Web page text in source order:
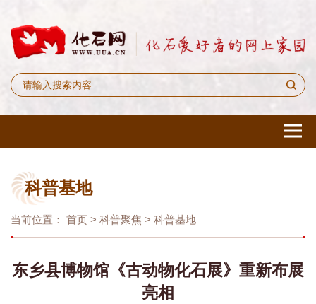
科普基地
当前位置： 首页 > 科普聚焦 > 科普基地
东乡县博物馆《古动物化石展》重新布展
亮相